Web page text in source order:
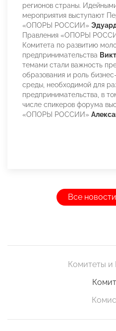
регионов страны.
мероприятия выступают
«ОПОРЫ РОССИИ»
Правления «ОПОРЫ
Комитета по развитию
предпринимательства
темами стали важность
образования и роль
среды, необходимой для
предпринимательства, в
числе спикеров форума
«ОПОРЫ РОССИИ»
Все
Комитеты и